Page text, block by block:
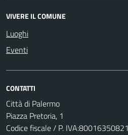
VIVERE IL COMUNE
Luoghi
Eventi
CONTATTI
Città di Palermo
Piazza Pretoria, 1
Codice fiscale / P. IVA:80016350821